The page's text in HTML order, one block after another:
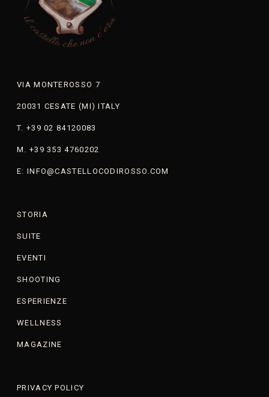
VIA MONTEROSSO 7
20031 CESATE (MI) ITALY
T. +39 02 84120083
M. +39 353 4760202
E: INFO@CASTELLOCODIROSSO.COM
STORIA
SUITE
EVENTI
SHOOTING
ESPERIENZE
WELLNESS
MAGAZINE
PRIVACY POLICY